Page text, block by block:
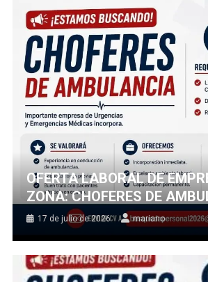
OFERTA LABORAL DE
ZONA: CHOFERES DE
17 de julio de 2026 mariano